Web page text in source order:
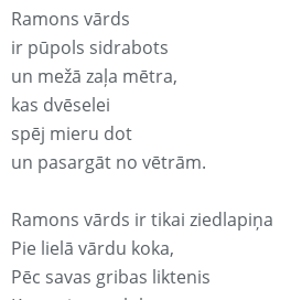
Ramons vārds
ir pūpols sidrabots
un mežā zaļa mētra,
kas dvēselei
spēj mieru dot
un pasargāt no vētrām.
Ramons vārds ir tikai ziedlapiņa
Pie lielā vārdu koka,
Pēc savas gribas liktenis